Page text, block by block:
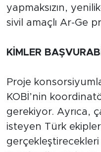
yapmaksızın,
sivil amaçlı Ar-Ge
KİMLER
Proje
KOBİ’nin
gerekiyor. Ayrıca,
isteyen Türk